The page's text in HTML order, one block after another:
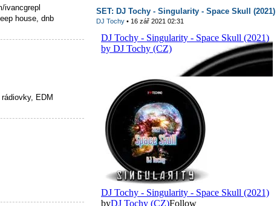
SET: DJ Tochy - Singularity - Space Skull (2021)
DJ Tochy • 16 zář 2021 02:31
ivancgrepl
house, dnb
EDM